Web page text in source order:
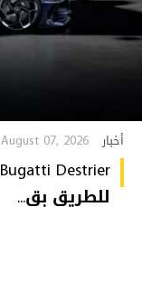
أخبار August 07, 2026
للطريق بق...